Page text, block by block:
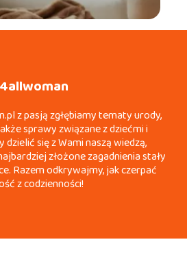
4allwoman
z pasją zgłębiamy tematy urody,
sprawy związane z dziećmi i
się z Wami naszą wiedzą,
złożone zagadnienia stały
Razem odkrywajmy, jak czerpać
z codzienności!